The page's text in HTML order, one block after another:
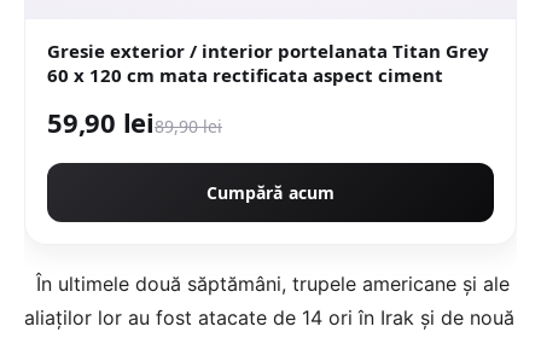
Gresie exterior / interior portelanata Titan Grey
60 x 120 cm mata rectificata aspect ciment
59,90 lei89,90 lei
Cumpără acum
În ultimele două săptămâni, trupele americane şi ale
aliaţilor lor au fost atacate de 14 ori în Irak şi de nouă